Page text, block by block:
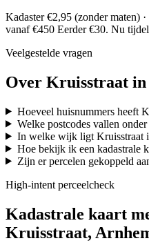
Kadaster €2,95 (zonder maten)
vanaf €450 Eerder €30. Nu
Veelgestelde vragen
Over Kruisstraat in
Hoeveel huisnummers heeft
Welke postcodes vallen
In welke wijk ligt Kruisstraat
Hoe bekijk ik een kadastrale
Zijn er percelen gekoppeld
High-intent perceelcheck
Kadastrale kaart
Kruisstraat,